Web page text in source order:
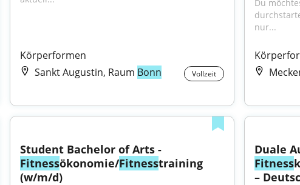
Körperformen
Sankt Augustin, Raum Bonn Vollzeit
Du
nur...
Fitnessökonomie/Fitnesstraining
(w/m/d)
Fitness
–